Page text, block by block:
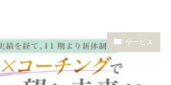
サービス